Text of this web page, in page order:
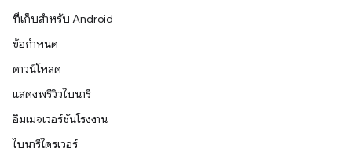
ที่เก็บสำหรับ Android
ข้อกำหนด
ดาวน์โหลด
แสดงพรีวิวไบนารี
อิมเมจเวอร์ชันโรงงาน
ไบนารีไดรเวอร์